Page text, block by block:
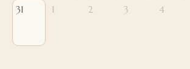
31 1 2 3 4